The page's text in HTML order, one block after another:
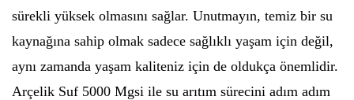
sürekli yüksek olmasını sağlar. Unutmayın, temiz bir su
kaynağına sahip olmak sadece sağlıklı yaşam için değil,
aynı zamanda yaşam kaliteniz için de oldukça önemlidir.
Arçelik Suf 5000 Mgsi ile su arıtım sürecini adım adım